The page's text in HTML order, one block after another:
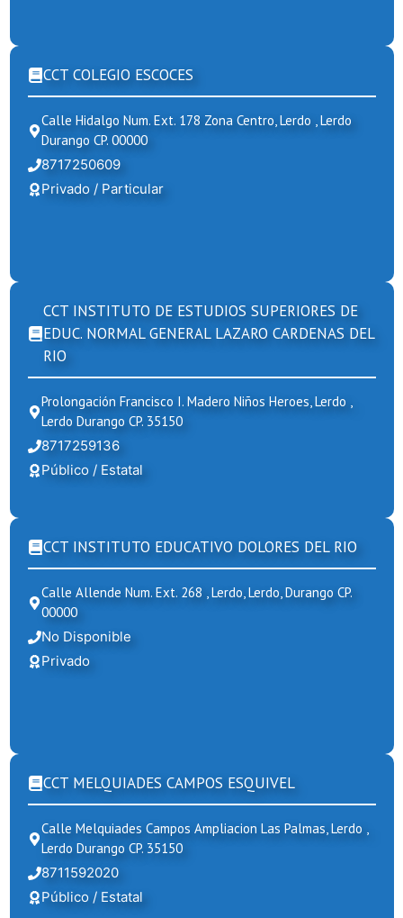
CCT COLEGIO ESCOCES
Calle Hidalgo Num. Ext. 178 Zona Centro, Lerdo , Lerdo
Durango CP. 00000
8717250609
Privado / Particular
CCT INSTITUTO DE ESTUDIOS SUPERIORES DE
EDUC. NORMAL GENERAL LAZARO CARDENAS DEL
RIO
Prolongación Francisco I. Madero Niños Heroes, Lerdo ,
Lerdo Durango CP. 35150
8717259136
Público / Estatal
CCT INSTITUTO EDUCATIVO DOLORES DEL RIO
Calle Allende Num. Ext. 268 , Lerdo, Lerdo, Durango CP.
00000
No Disponible
Privado
CCT MELQUIADES CAMPOS ESQUIVEL
Calle Melquiades Campos Ampliacion Las Palmas, Lerdo ,
Lerdo Durango CP. 35150
8711592020
Público / Estatal